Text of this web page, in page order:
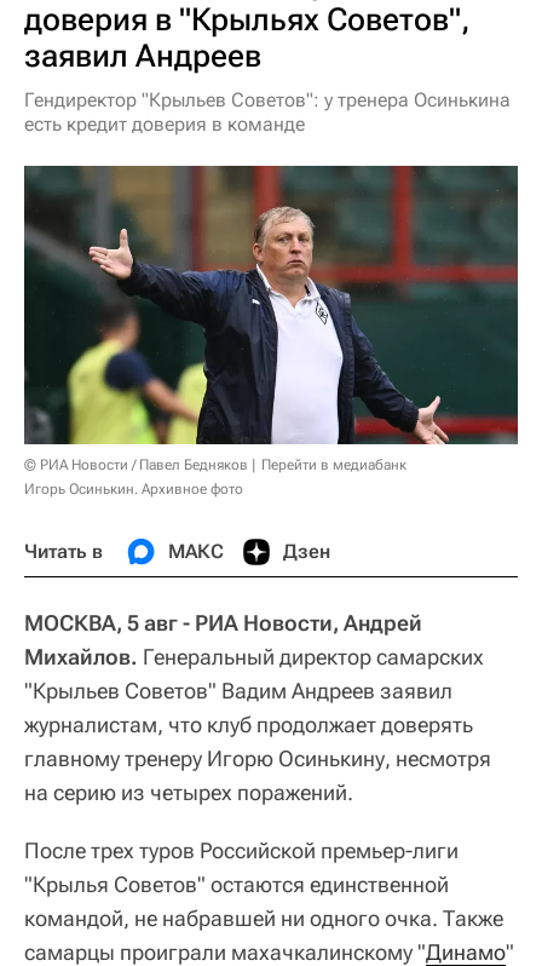
доверия в "Крыльях Советов",
заявил Андреев
Гендиректор "Крыльев Советов": у тренера Осинькина
есть кредит доверия в команде
© РИА Новости / Павел Бедняков
Перейти в медиабанк
Игорь Осинькин. Архивное фото
Читать в МАКС Дзен
МОСКВА, 5 авг - РИА Новости, Андрей
Михайлов. Генеральный директор самарских
"Крыльев Советов" Вадим Андреев заявил
журналистам, что клуб продолжает доверять
главному тренеру Игорю Осинькину, несмотря
на серию из четырех поражений.
После трех туров Российской премьер-лиги
"Крылья Советов" остаются единственной
командой, не набравшей ни одного очка. Также
самарцы проиграли махачкалинскому "Динамо"